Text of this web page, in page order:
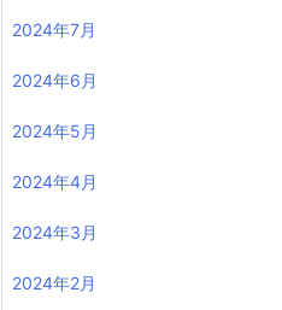
2024年7月
2024年6月
2024年5月
2024年4月
2024年3月
2024年2月